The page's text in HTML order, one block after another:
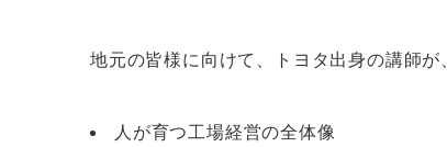
地元の皆様に向けて、トヨタ出身の講師
人が育つ工場経営の全体像